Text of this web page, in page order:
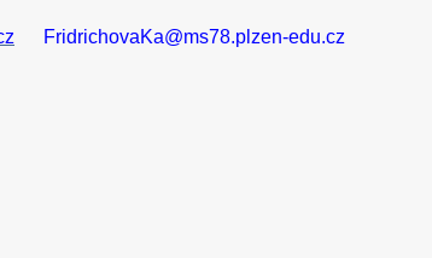
FridrichovaKa@ms78.plzen-